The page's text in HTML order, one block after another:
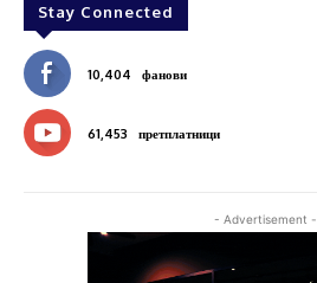
Stay Connected
10,404 фанови
61,453 претплатници
- Advertisement -